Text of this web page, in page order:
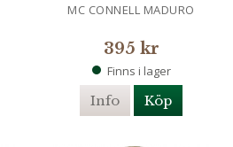
MC CONNELL MADURO
395 kr
Finns i lager
Info Köp